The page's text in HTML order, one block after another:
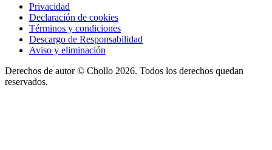
Privacidad
Declaración de cookies
Términos y condiciones
Descargo de Responsabilidad
Aviso y eliminación
Derechos de autor © Chollo 2026. Todos los derechos quedan
reservados.